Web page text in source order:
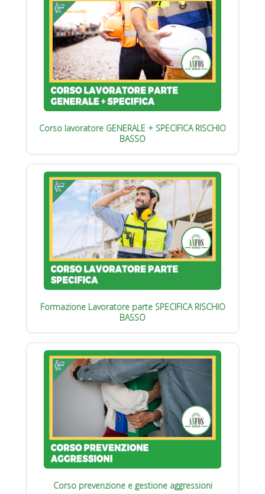
Corso lavoratore GENERALE + SPECIFICA RISCHIO
BASSO
Formazione Lavoratore parte SPECIFICA RISCHIO
BASSO
Corso prevenzione e gestione aggressioni